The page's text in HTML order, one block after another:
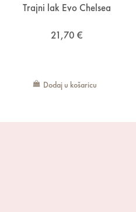
Trajni lak Evo Chelsea
21,70 €
Dodaj u košaricu